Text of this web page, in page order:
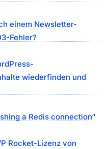
einem Newsletter-
Fehler?
wiederfinden und
a Redis connection“
Rocket-Lizenz von